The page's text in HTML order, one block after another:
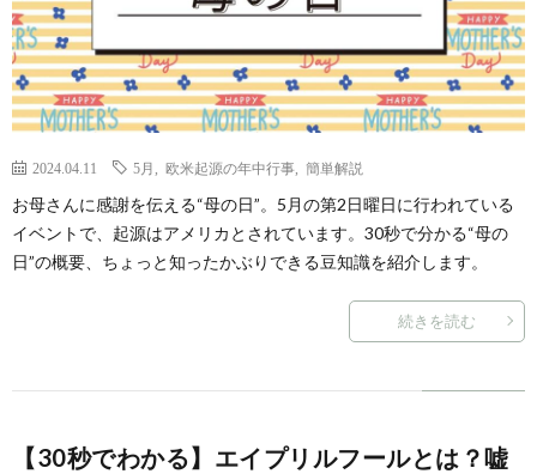
2024.04.11 5月 欧米起源の年中行事 簡単解説
お母さんに感謝を伝える“母の日”。5月の第2日曜日に行われている
イベントで、起源はアメリカとされています。30秒で分かる“母の
日”の概要、ちょっと知ったかぶりできる豆知識を紹介します。
続きを読む
【30秒でわかる】エイプリルフールとは？嘘